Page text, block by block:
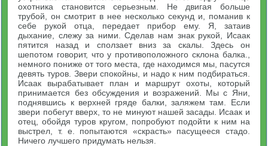
охотника становится серьезным. Не двигая больше
трубой, он смотрит в нее несколько секунд и, поманив к
себе рукой отца, передает прибор ему. Я, затаив
дыхание, слежу за ними. Сделав нам знак рукой, Исаак
пятится назад и сползает вниз за скалы. Здесь он
шепотом говорит, что у противоположного склона балка.,
немного пониже от того места, где находимся мы, пасутся
девять туров. Звери спокойны, и надо к ним подбираться.
Исаак вырабатывает план и маршрут охоты, который
принимается без обсуждения и возражений. Мы с Яни,
поднявшись к верхней гряде балки, заляжем там. Если
звери побегут вверх, то не минуют нашей засады. Исаак и
отец, обойдя туров кругом, попробуют подойти к ним на
выстрел, т. е. попытаются «скрасть» пасущееся стадо.
Ничего лучшего придумать нельзя.